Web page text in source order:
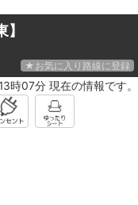
★お気に入り路線に登録
時07分 現在の情報です。